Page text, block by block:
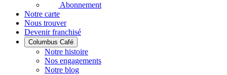
Abonnement
Notre carte
Nous trouver
Devenir franchisé
Columbus Café
Notre histoire
Nos engagements
Notre blog